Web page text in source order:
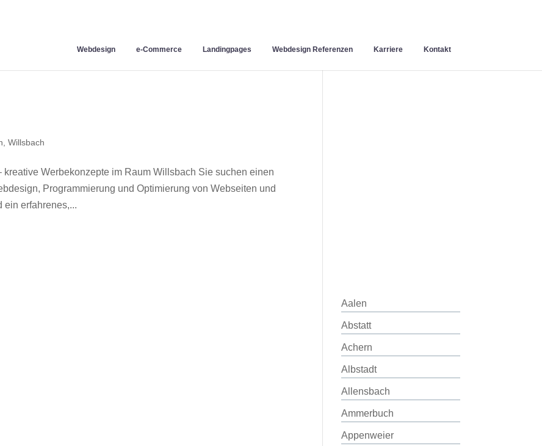
Webdesign e-Commerce Landingpages Webdesign Referenzen Karriere Kontakt
,Willsbach
Werbekonzepte im Raum Willsbach Sie suchen einen
Programmierung und Optimierung von Webseiten und
ein erfahrenes,...
Aalen
Abstatt
Achern
Albstadt
Allensbach
Ammerbuch
Appenweier